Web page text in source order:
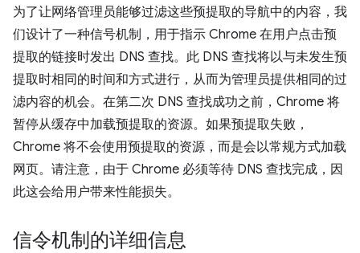
为了让网络管理员能够过滤这些预提取的导航中的内容，我
们设计了一种信号机制，用于指示 Chrome 在用户点击预
提取的链接时发出 DNS 查找。此 DNS 查找将以与未发生预
提取时相同的时间和方式进行，从而为管理员提供相同的过
滤内容的机会。在第二次 DNS 查找成功之前，Chrome 将
暂停从缓存中加载预提取的资源。如果预提取失败，
Chrome 将不会使用预提取的资源，而是会以常规方式加载
网页。请注意，由于 Chrome 必须等待 DNS 查找完成，因
此这会给用户带来性能损失。
信令机制的详细信息